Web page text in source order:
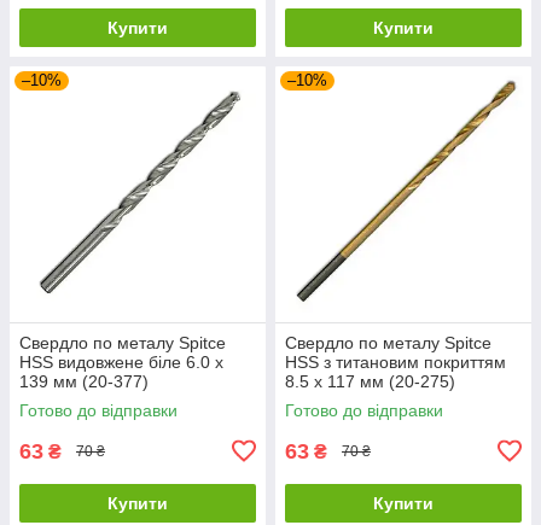
Купити Купити
–10%
Свердло по металу Spitce
НЅЅ видовжене біле 6.0 х
139 мм (20-377)
Готово до відправки
63 ₴ 70 ₴
Купити
–10%
Свердло по металу Spitce
НЅЅ з титановим покриттям
8.5 х 117 мм (20-275)
Готово до відправки
63 ₴ 70 ₴
Купити